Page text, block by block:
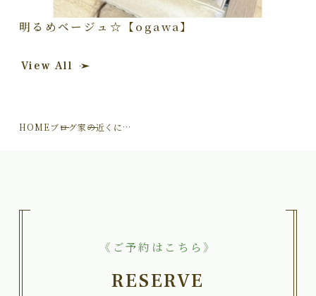
明るめベージュ☆【ogawa】
View All
HOMEブログ家の近くに…
《ご予約はこちら》
RESERVE